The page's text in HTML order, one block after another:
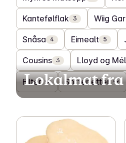
Kantefølflak 3 Wiig
Snåsa 4 Eimealt 5
Cousins 3 Lloyd og
Filter Sorter etter
Lokalmat fra